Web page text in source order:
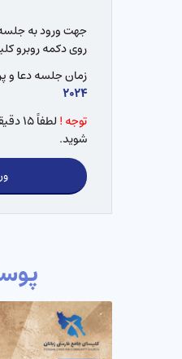
جهت ورود به
روی دکمه روبرو
زمان جلسه دعا و
۲۰۲۴
توجه !
شوید.